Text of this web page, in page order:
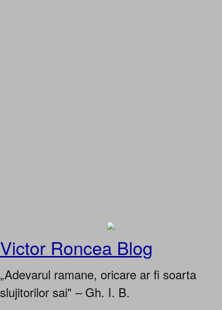
Victor Roncea Blog
„Adevarul ramane, oricare ar fi soarta
slujitorilor sai" – Gh. I. B.